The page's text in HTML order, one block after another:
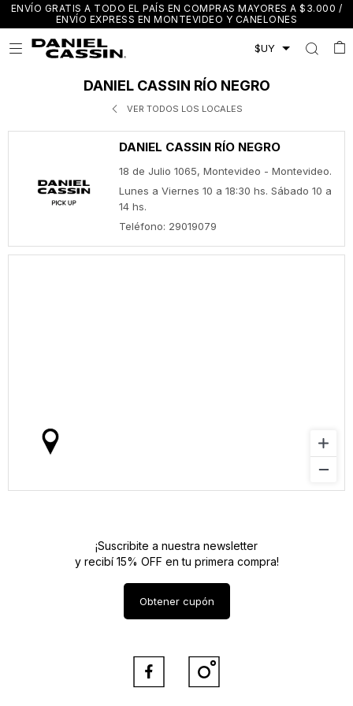
ENVÍO GRATIS A TODO EL PAÍS EN COMPRAS MAYORES A $3.000 /
ENVÍO EXPRESS EN MONTEVIDEO Y CANELONES

DANIEL CASSIN RÍO NEGRO
VER TODOS LOS LOCALES
DANIEL CASSIN RÍO NEGRO
18 de Julio 1065, Montevideo - Montevideo.
Lunes a Viernes 10 a 18:30 hs. Sábado 10 a
14 hs.
Teléfono: 29019079
¡Suscribite a nuestra newsletter
y recibí 15% OFF en tu primera compra!
Obtener cupón
 